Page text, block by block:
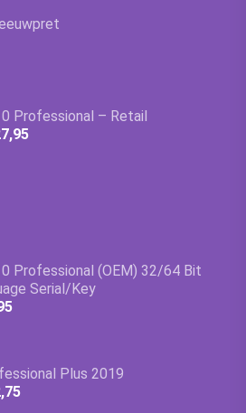
Professional – Retail
Professional (OEM) 32/64 Bit
Serial/Key
Plus 2019